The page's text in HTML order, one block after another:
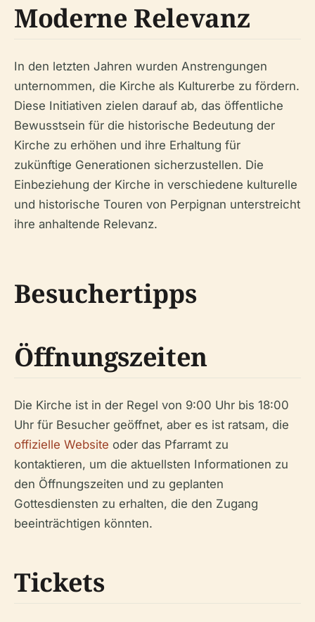
Moderne Relevanz
In den letzten Jahren wurden Anstrengungen
unternommen, die Kirche als Kulturerbe zu fördern.
Diese Initiativen zielen darauf ab, das öffentliche
Bewusstsein für die historische Bedeutung der
Kirche zu erhöhen und ihre Erhaltung für
zukünftige Generationen sicherzustellen. Die
Einbeziehung der Kirche in verschiedene kulturelle
und historische Touren von Perpignan unterstreicht
ihre anhaltende Relevanz.
Besuchertipps
Öffnungszeiten
Die Kirche ist in der Regel von 9:00 Uhr bis 18:00
Uhr für Besucher geöffnet, aber es ist ratsam, die
offizielle Website oder das Pfarramt zu
kontaktieren, um die aktuellsten Informationen zu
den Öffnungszeiten und zu geplanten
Gottesdiensten zu erhalten, die den Zugang
beeinträchtigen könnten.
Tickets